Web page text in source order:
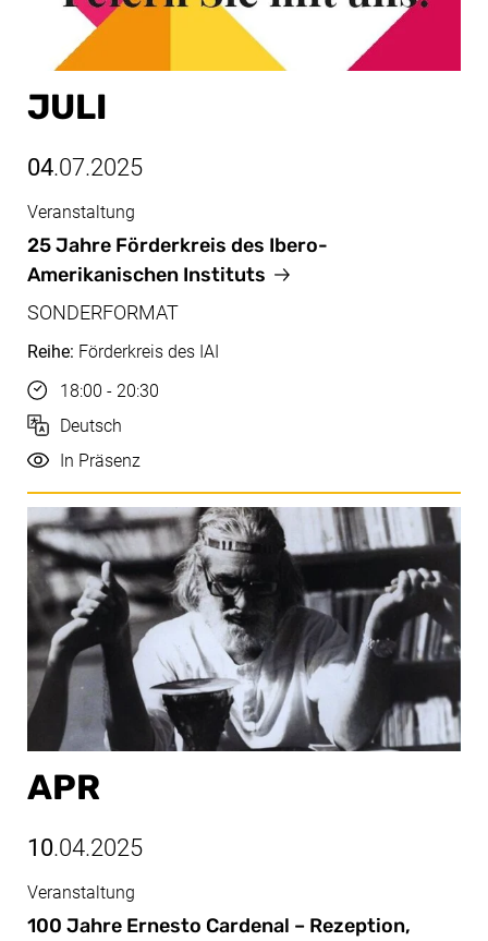
JULI
04.07.2025
Juli, 04.07.2025
25 Jahre Förderkreis des Ibero-
Amerikanischen Instituts
Veranstaltung
SONDERFORMAT
Reihe: Förderkreis des IAI
Uhrzeit
18:00 - 20:30
Sprache
Deutsch
Durchführung
In Präsenz
APR
10.04.2025
Apr, 10.04.2025
100 Jahre Ernesto Cardenal – Rezeption,
Veranstaltung